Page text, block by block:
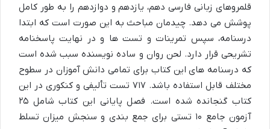
قلمروهای زبانی فارسی دهم، یازدهم و دوازدهم را به طور کامل
پوشش می دهد. چیدمان مباحث به این صورت است که ابتدا
درسنامه، سپس تمرینات و تست ها و در نهایت پاسخنامه
تشریحی قرار دارد. لحن روان و ساده نویسنده سبب شده است
که درسنامه های این کتاب برای تمامی دانش آموزان در سطوح
مختلف قابل استفاده باشد. ۷۱۷ تست تألیفی و کنکوری در این
کتاب گنجانده شده است. فصل پایانی این کتاب شامل ۲۵
آزمون جامع ۱۰ تستی برای جمع بندی و سنجش میزان تسلط